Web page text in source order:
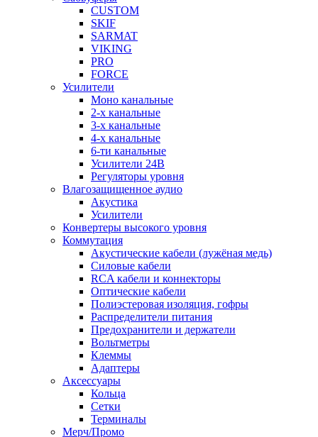
CUSTOM
SKIF
SARMAT
VIKING
PRO
FORCE
Усилители
Моно канальные
2-х канальные
3-х канальные
4-х канальные
6-ти канальные
Усилители 24В
Регуляторы уровня
Влагозащищенное аудио
Акустика
Усилители
Конвертеры высокого уровня
Коммутация
Акустические кабели (лужёная медь)
Силовые кабели
RCA кабели и коннекторы
Оптические кабели
Полиэстеровая изоляция, гофры
Распределители питания
Предохранители и держатели
Вольтметры
Клеммы
Адаптеры
Аксессуары
Кольца
Сетки
Терминалы
Мерч/Промо